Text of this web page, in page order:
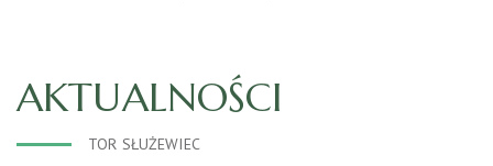
AKTUALNOŚCI
TOR SŁUŻEWIEC